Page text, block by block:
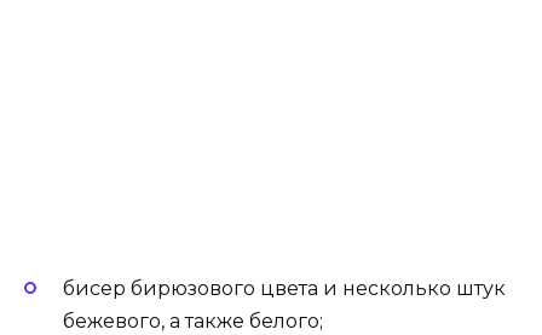
бисер бирюзового цвета и несколько штук
бежевого, а также белого;